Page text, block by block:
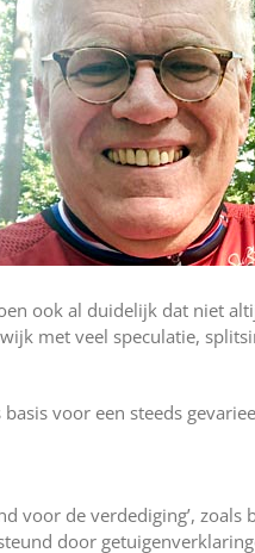
ook al duidelijk dat niet
met veel speculatie,
voor een steeds
voor de verdediging’, zoals
door